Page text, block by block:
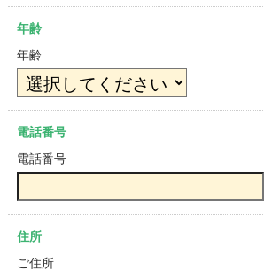
年齢
年齢
電話番号
電話番号
住所
ご住所